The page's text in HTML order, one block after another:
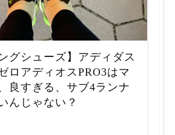
グシューズ】アディダス
ロアディオスPRO3はマ
良すぎる、サブ4ランナ
んじゃない？